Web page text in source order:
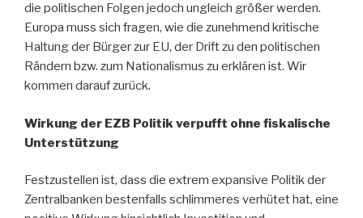
die politischen Folgen jedoch ungleich größer werden.
Europa muss sich fragen, wie die zunehmend kritische
Haltung der Bürger zur EU, der Drift zu den politischen
Rändern bzw. zum Nationalismus zu erklären ist. Wir
kommen darauf zurück.
Wirkung der EZB Politik verpufft ohne fiskalische
Unterstützung
Festzustellen ist, dass die extrem expansive Politik der
Zentralbanken bestenfalls schlimmeres verhütet hat, eine